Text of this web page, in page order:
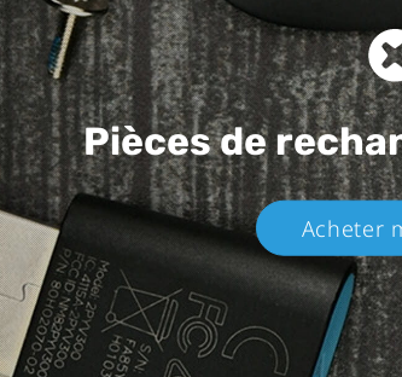
Pièces de
Acheter